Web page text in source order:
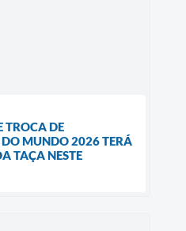
TROCA DE
MUNDO 2026 TERÁ
TAÇA NESTE